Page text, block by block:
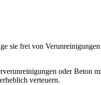
sie frei von
oder Beton
verteuern.